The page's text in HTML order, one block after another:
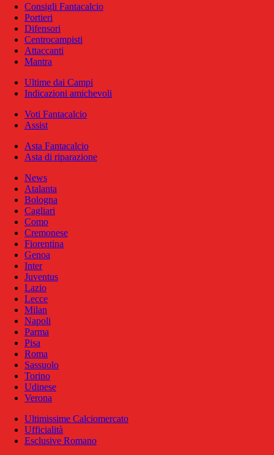
Consigli Fantacalcio
Portieri
Difensori
Centrocampisti
Attaccanti
Mantra
Ultime dai Campi
Indicazioni amichevoli
Voti Fantacalcio
Assist
Asta Fantacalcio
Asta di riparazione
News
Atalanta
Bologna
Cagliari
Como
Cremonese
Fiorentina
Genoa
Inter
Juventus
Lazio
Lecce
Milan
Napoli
Parma
Pisa
Roma
Sassuolo
Torino
Udinese
Verona
Ultimissime Calciomercato
Ufficialità
Esclusive Romano